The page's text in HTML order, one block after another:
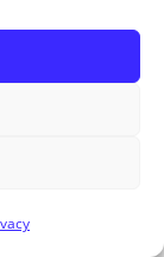
che
e di